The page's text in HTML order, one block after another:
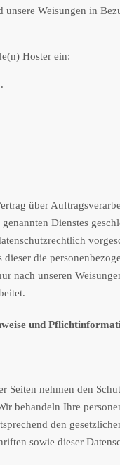
unsere Weisungen in
Hoster ein:
über
Dienstes
dieser die
nach unseren
und
Seiten nehmen den
behandeln Ihre
den
sowie dieser